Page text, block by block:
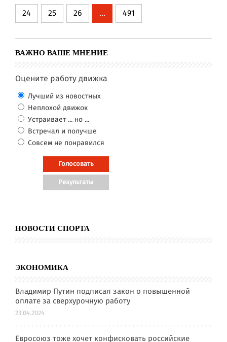
24
25 26 ... 491
ВАЖНО ВАШЕ МНЕНИЕ
Оцените работу движка
Лучший из новостных
Неплохой движок
Устраивает ... но ...
Встречал и получше
Совсем не понравился
НОВОСТИ СПОРТА
ЭКОНОМИКА
Владимир Путин подписал закон о повышенной
оплате за сверхурочную работу
23.04.2024
Евросоюз тоже хочет конфисковать российские